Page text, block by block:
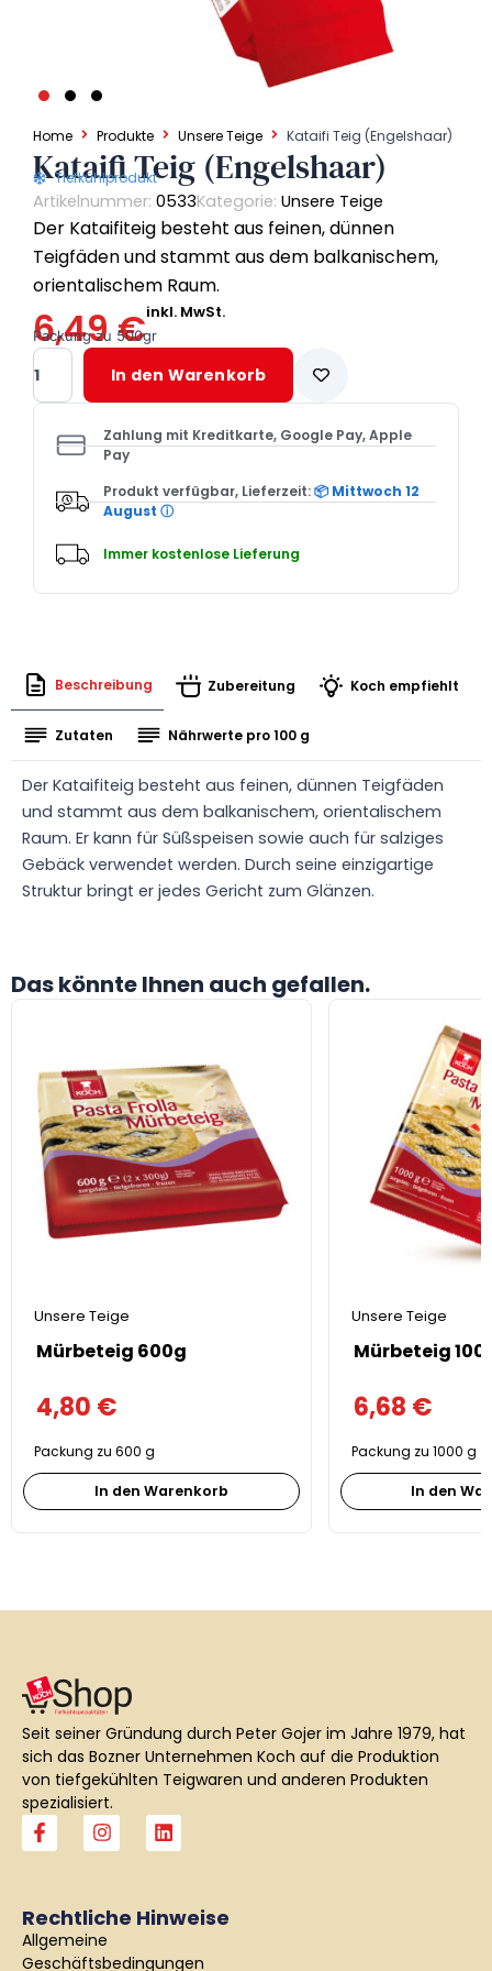
Home Produkte Unsere Teige Kataifi Teig (Engelshaar)
Kataifi Teig (Engelshaar)
Tiefkühlprodukt
Artikelnummer: 0533Kategorie: Unsere Teige
Der Kataifiteig besteht aus feinen, dünnen
Teigfäden und stammt aus dem balkanischem,
orientalischem Raum.
6,49€inkl. MwSt.
Packung zu 500gr
Kataifi
Teig
(Engelshaar)
In den Warenkorb
Zahlung mit Kreditkarte, Google Pay, Apple
Pay
Produkt verfügbar, Lieferzeit:📦 Mittwoch 12
August ⓘ
Immer kostenlose Lieferung
Beschreibung Zubereitung Koch empfiehlt
Zutaten Nährwerte pro 100 g
Der Kataifiteig besteht aus feinen, dünnen Teigfäden
und stammt aus dem balkanischem, orientalischem
Raum. Er kann für Süßspeisen sowie auch für salziges
Gebäck verwendet werden. Durch seine einzigartige
Struktur bringt er jedes Gericht zum Glänzen.
Das könnte Ihnen auch gefallen.
Unsere Teige
Mürbeteig 600g
4,80 €
Packung zu 600 g
In den Warenkorb
Unsere Teige
Mürbeteig
6,68 €
Packung zu 1000 g
In den
Seit seiner Gründung durch Peter Gojer im Jahre 1979, hat
sich das Bozner Unternehmen Koch auf die Produktion
von tiefgekühlten Teigwaren und anderen Produkten
spezialisiert.
F
a
o
o
k
I
n
g
r
a
L
i
d
n
Rechtliche Hinweise
Allgemeine
Geschäftsbedingungen